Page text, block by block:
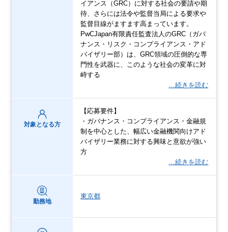
イアンス（GRC）に対する社会の要請や期
待、さらには法令や監督当局による要求や
監督目線がますます高まっています。
PwCJapan有限責任監査法人のGRC（ガバ
ナンス・リスク・コンプライアンス・アド
バイザリー部）は、GRC領域の圧倒的な専
門性を武器に、このような社会の変革に対
峙する
…続きを読む
対象となる方
【応募要件】
・ガバナンス・コンプライアンス・金融規
制を中心とした、幅広い金融機関向けアド
バイザリー業務に対する興味と意欲が強い
方
…続きを読む
勤務地
東京都